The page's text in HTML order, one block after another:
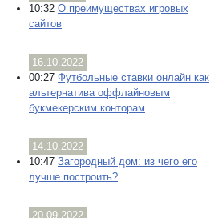
10:32 О преимуществах игровых
сайтов
16.10.2022
00:27 Футбольные ставки онлайн как
альтернатива оффлайновым
букмекерским конторам
14.10.2022
10:47 Загородный дом: из чего его
лучше построить?
20.09.2022